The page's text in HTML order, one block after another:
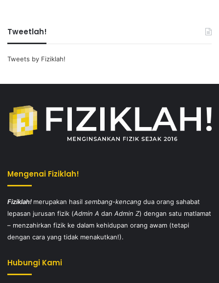
Tweetlah!
Tweets by Fiziklah!
Mengenai Fiziklah!
Fiziklah! merupakan hasil sembang-kencang dua orang sahabat
lepasan jurusan fizik (Admin A dan Admin Z) dengan satu matlamat
– menzahirkan fizik ke dalam kehidupan orang awam (tetapi
dengan cara yang tidak menakutkan!).
Hubungi Kami